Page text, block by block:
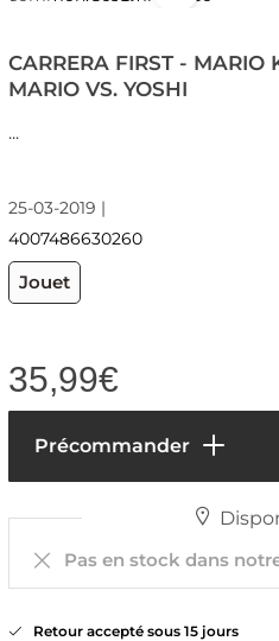
CARRERA FIRST - MARIO
MARIO VS. YOSHI
...
25-03-2019 |
4007486630260
Jouet
35,99€
Précommander
Pas en stock dans
Retour accepté sous 15 jours